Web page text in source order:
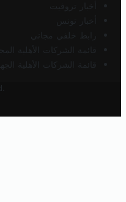
أخبار تروفيت
أخبار تونس
رابط خلفي مجاني
قائمة الشركات الأهلية
قائمة الشركات الأهلية